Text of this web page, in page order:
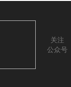
关注
公众号